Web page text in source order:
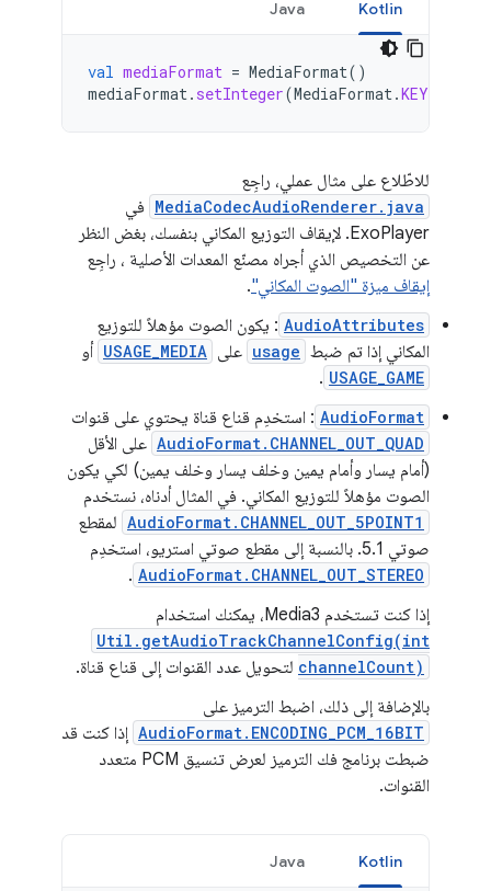
Kotlin
Java
val mediaFormat = MediaFormat()
mediaFormat. setInteger(MediaFormat.
للاطّلاع على مثال عملي، راجِع
MediaCodecAudioRenderer.java في
ExoPlayer. لإيقاف التوزيع المكاني بنفسك، بغض النظر
عن التخصيص الذي أجراه مصنّع المعدات الأصلية ، راجِع
إيقاف ميزة "الصوت المكاني".
AudioAttributes : يكون الصوت مؤهلاً للتوزيع
المكاني إذا تم ضبط usage على USAGE_MEDIA أو
USAGE_GAME
.
AudioFormat : استخدِم قناع قناة يحتوي على قنوات
AudioFormat.CHANNEL_OUT_QUAD على الأقل
(أمام يسار وأمام يمين وخلف يسار وخلف يمين) لكي يكون
الصوت مؤهلاً للتوزيع المكاني. في المثال أدناه، نستخدم
AudioFormat.CHANNEL_OUT_5POINT1 لمقطع
صوتي 5.1. بالنسبة إلى مقطع صوتي استريو، استخدِم
AudioFormat.CHANNEL_OUT_STEREO
.
إذا كنت تستخدم Media3، يمكنك استخدام
Util.getAudioTrackChannelConfig(int
channelCount) لتحويل عدد القنوات إلى قناع قناة.
بالإضافة إلى ذلك، اضبط الترميز على
AudioFormat.ENCODING_PCM_16BIT إذا كنت قد
ضبطت برنامج فك الترميز لعرض تنسيق PCM متعدد
القنوات.
Kotlin
Java